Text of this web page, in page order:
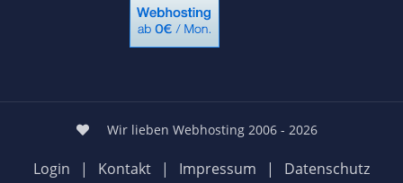
Wir lieben Webhosting 2006 - 2026
Login | Kontakt | Impressum |
Datenschutz